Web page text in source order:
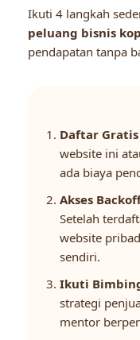
Ikuti 4 langkah
peluang bisnis
pendapatan tanpa
Daftar Gratis
website ini
ada biaya
Akses
Setelah
website
sendiri.
Ikuti
strategi
mentor